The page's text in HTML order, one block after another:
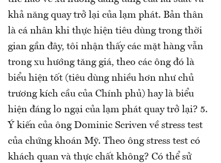
khả năng quay trở lại của lạm phát. Bản thân
là cá nhân khi thực hiện tiêu dùng trong thời
gian gần đây, tôi nhận thấy các mặt hàng vẫn
trong xu hướng tăng giá, theo các ông đó là
biểu hiện tốt (tiêu dùng nhiều hơn như chủ
trương kích cầu của Chính phủ) hay là biểu
hiện đáng lo ngại của lạm phát quay trở lại? 5.
Ý kiến của ông Dominic Scriven về stress test
của chứng khoán Mỹ. Theo ông stress test có
khách quan và thực chất không? Có thể sử